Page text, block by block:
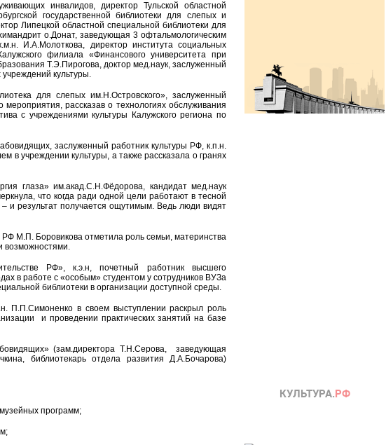
инвалидов, директор Тульской областной
государственной библиотеки для слепых и
Липецкой областной специальной библиотеки для
о.Донат, заведующая 3 офтальмологическим
И.А.Молоткова, директор института социальных
филиала «Финансового университета при
Т.Э.Пирогова, доктор мед.наук, заслуженный
культуры.
для слепых им.Н.Островского», заслуженный
рассказав о технологиях обслуживания
с учреждениями культуры Калужского региона по
заслуженный работник культуры РФ, к.п.н.
в учреждении культуры, а также рассказала о гранях
глаза» им.акад.С.Н.Фёдорова, кандидат мед.наук
что когда ради одной цели работают в тесной
и результат получается ощутимым. Ведь люди видят
М.П. Боровикова отметила роль семьи, материнства
возможностями.
РФ», к.э.н, почетный работник высшего
в работе с «особым» студентом у сотрудников ВУЗа
библиотеки в организации доступной среды.
П.П.Симоненко в своем выступлении раскрыл роль
и проведении практических занятий на базе
(зам.директора Т.Н.Серова, заведующая
библиотекарь отдела развития Д.А.Бочарова)
программ;